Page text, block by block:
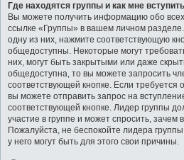
Где находятся группы и как мне
Вы можете получить информацию обо
ссылке «Группы» в вашем личном
одну из них, нажмите соответствующую
общедоступны. Некоторые могут
них, могут быть закрытыми или даже
общедоступна, то вы можете запросить
соответствующей кнопке. Если требуется
вы можете отправить запрос на
соответствующей кнопке. Лидер группы
участие в группе и может спросить, зачем
Пожалуйста, не беспокойте лидера
у него могут быть для этого свои причины.